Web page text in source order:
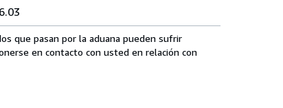
que pasan por la aduana pueden sufrir
en contacto con usted en relación con